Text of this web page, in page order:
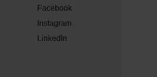
Facebook
Instagram
LinkedIn